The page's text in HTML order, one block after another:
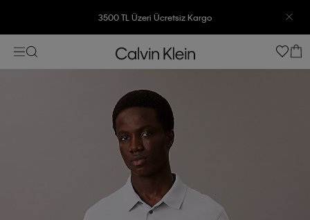
3500 TL Üzeri Ücretsiz Kargo
7500 TL Ve Üzeri Alışverişlerinizde 6 Taksit İmkanı